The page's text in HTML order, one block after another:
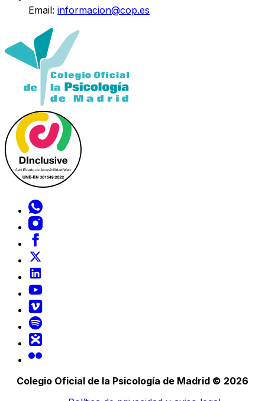
Email: informacion@cop.es
Colegio Oficial de la Psicología de Madrid © 2026